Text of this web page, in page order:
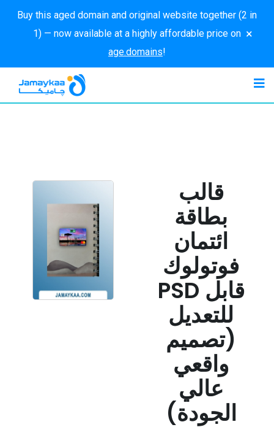
Buy this aged domain and original website together (2 in
1) — now available at a highly affordable price on
age.domains!
×
قالب
بطاقة
ائتمان
فوتولوك
PSD قابل
للتعديل
(تصميم
واقعي
عالي
الجودة)